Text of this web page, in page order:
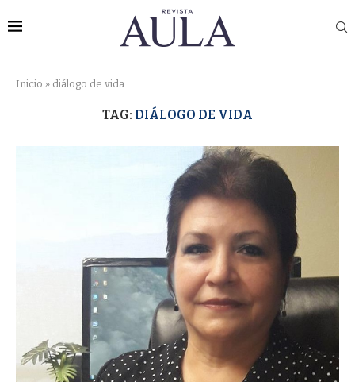
Inicio » diálogo de vida
TAG: DIÁLOGO DE VIDA